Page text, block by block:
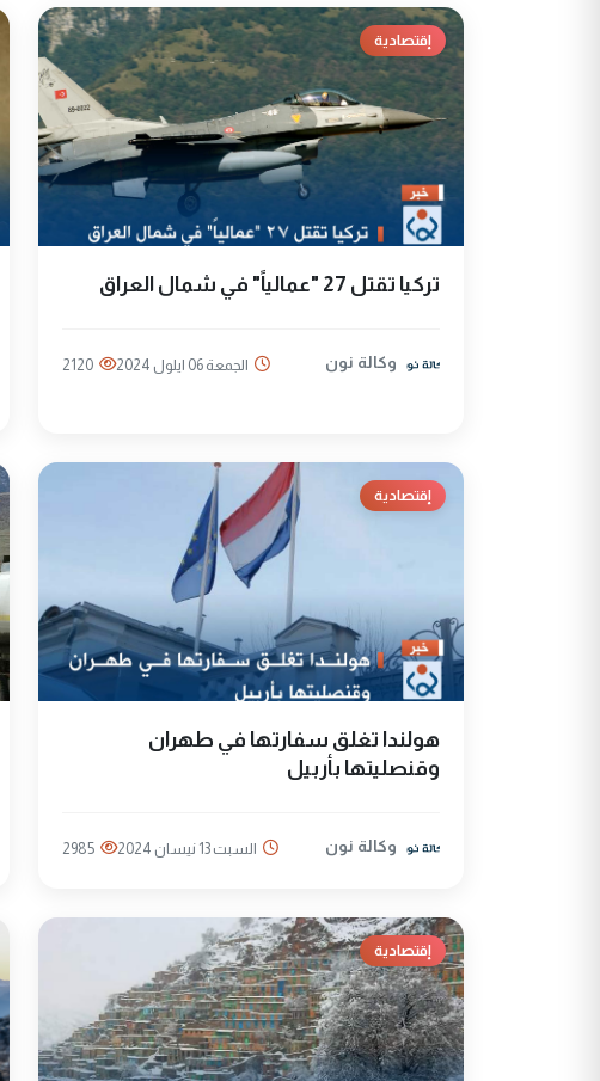
إقتصادية
تركيا تقتل 27 "عمالياً" في شمال العراق
وكالة نون الجمعة 06 ايلول 2024 2120
إقتصادية
هولندا تغلق سفارتها في طهران
وقنصليتها بأربيل
وكالة نون السبت 13 نيسان 2024 2985
إقتصادية